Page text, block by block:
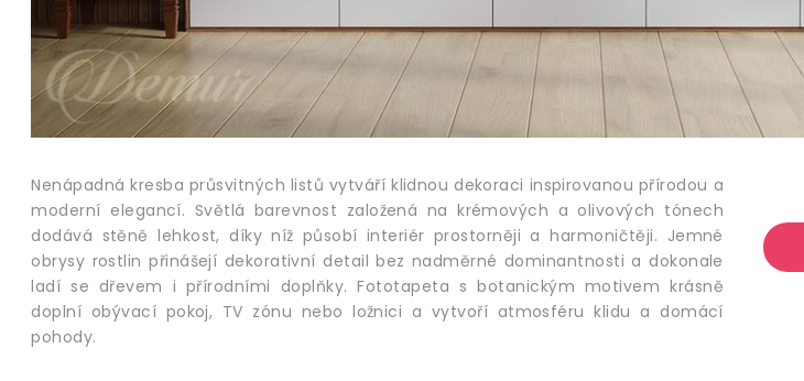
Nenápadná kresba průsvitných listů vytváří klidnou dekoraci inspirovanou přírodou a
moderní elegancí. Světlá barevnost založená na krémových a olivových tónech
dodává stěně lehkost, díky níž působí interiér prostorněji a harmoničtěji. Jemné
obrysy rostlin přinášejí dekorativní detail bez nadměrné dominantnosti a dokonale
ladí se dřevem i přírodními doplňky. Fototapeta s botanickým motivem krásně
doplní obývací pokoj, TV zónu nebo ložnici a vytvoří atmosféru klidu a domácí
pohody.